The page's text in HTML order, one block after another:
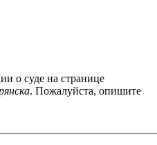
о суде на странице
. Пожалуйста, опишите